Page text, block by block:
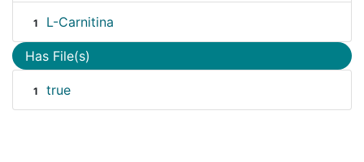
1 L-Carnitina
Has File(s)
1 true